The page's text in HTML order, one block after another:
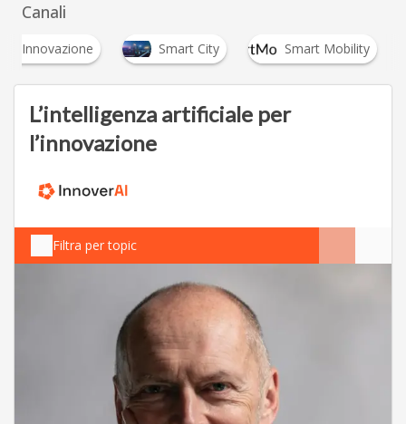
Canali
Innovazione Smart City Smart Mobility
L’intelligenza artificiale per
l’innovazione
Filtra per topic